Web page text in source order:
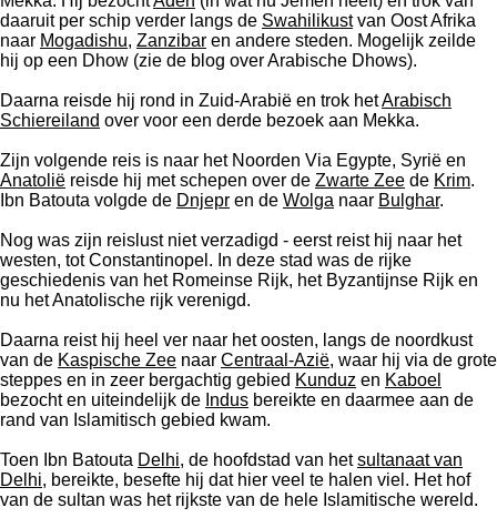
daaruit per schip verder langs de Swahilikustvan Oost Afrika
naar Mogadishu, Zanzibar en andere steden. Mogelijk zeilde
hij op een Dhow (zie de blog over Arabische Dhows).
Daarna reisde hij rond in Zuid-Arabië en trok hetArabisch
Schiereiland over voor een derde bezoek aan Mekka.
Zijn volgende reis is naar het Noorden Via Egypte, Syrië en
Anatolië reisde hij met schepen over de Zwarte Zee de Krim.
Ibn Batouta volgde de Dnjepr en de Wolga naar Bulghar.
Nog was zijn reislust niet verzadigd - eerst reist hij naar het
westen, tot Constantinopel. In deze stad was de rijke
geschiedenis van het Romeinse Rijk, het Byzantijnse Rijk en
nu het Anatolische rijk verenigd.
Daarna reist hij heel ver naar het oosten, langs de noordkust
van de Kaspische Zee naar Centraal-Azië, waar hij via de grote
steppes en in zeer bergachtig gebied Kunduz en Kaboel
bezocht en uiteindelijk de Indus bereikte en daarmee aan de
rand van Islamitisch gebied kwam.
Toen Ibn Batouta Delhi, de hoofdstad van hetsultanaat van
Delhi, bereikte, besefte hij dat hier veel te halen viel. Het hof
van de sultan was het rijkste van de hele Islamitische wereld.